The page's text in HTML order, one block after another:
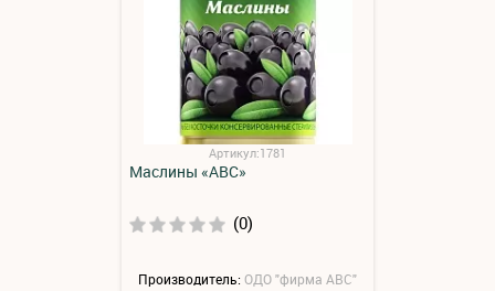
Артикул:1781
Маслины «АВС»
(0)
Производитель:ОДО "фирма АВС"